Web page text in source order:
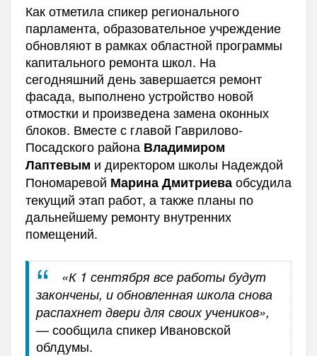
Как отметила спикер регионального
парламента, образовательное учреждение
обновляют в рамках областной программы
капитального ремонта школ. На
сегодняшний день завершается ремонт
фасада, выполнено устройство новой
отмостки и произведена замена оконных
блоков. Вместе с главой Гаврилово-
Посадского района Владимиром
Лаптевым и директором школы Надеждой
Пономаревой Марина Дмитриеваобсудила
текущий этап работ, а также планы по
дальнейшему ремонту внутренних
помещений.
«К 1 сентября все работы будут
закончены, и обновленная школа снова
распахнет двери для своих учеников»,
— сообщила спикер Ивановской
облдумы.